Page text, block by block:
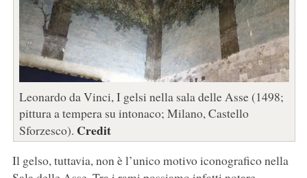
Leonardo da Vinci, I gelsi nella sala delle Asse (1498;
pittura a tempera su intonaco; Milano, Castello
Sforzesco). Credit
Il gelso, tuttavia, non è l’unico motivo iconografico nella